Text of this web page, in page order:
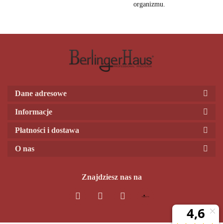
organizmu.
Dane adresowe
Informacje
Płatności i dostawa
O nas
Znajdziesz nas na